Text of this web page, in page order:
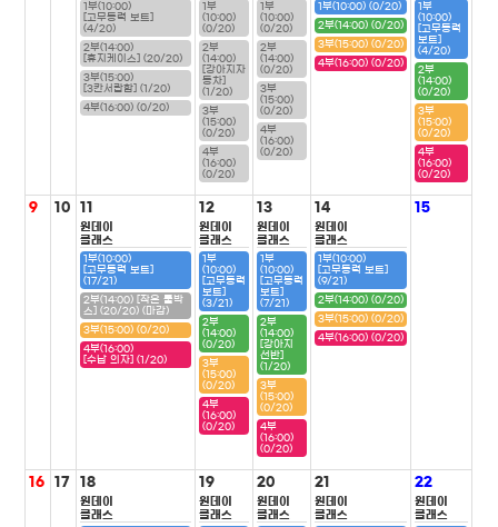
1부(10:00)
[고무동력 보트]
(4/20)
2부(14:00)
[휴지케이스] (20/20)
3부(15:00)
[3칸서랍함] (1/20)
4부(16:00) (0/20)
1부
(10:00)
(0/20)
2부
(14:00)
[강아지자
동차]
(1/20)
3부
(15:00)
(0/20)
4부
(16:00)
(0/20)
1부
(10:00)
(0/20)
2부
(14:00)
(0/20)
3부
(15:00)
(0/20)
4부
(16:00)
(0/20)
1부(10:00) (0/20)
2부(14:00) (0/20)
3부(15:00) (0/20)
4부(16:00) (0/20)
1부
(10:00)
[고무동력
보트]
(4/20)
2부
(14:00)
(0/20)
3부
(15:00)
(0/20)
4부
(16:00)
(0/20)
9 10 11
원데이
클래스
1부(10:00)
[고무동력 보트]
(17/21)
2부(14:00) [작은 툴박
스] (20/20) (마감)
3부(15:00) (0/20)
4부(16:00)
[수납 의자] (1/20)
12
원데이
클래스
1부
(10:00)
[고무동력
보트]
(3/21)
2부
(14:00)
(0/20)
3부
(15:00)
(0/20)
4부
(16:00)
(0/20)
13
원데이
클래스
1부
(10:00)
[고무동력
보트]
(7/21)
2부
(14:00)
[강아지
선반]
(1/20)
3부
(15:00)
(0/20)
4부
(16:00)
(0/20)
14
원데이
클래스
1부(10:00)
[고무동력 보트]
(9/21)
2부(14:00) (0/20)
3부(15:00) (0/20)
4부(16:00) (0/20)
15
16 17 18
원데이
클래스
19
원데이
클래스
20
원데이
클래스
21
원데이
클래스
22
원데이
클래스